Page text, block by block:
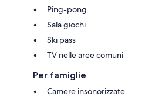
Ping-pong
Sala giochi
Ski pass
TV nelle aree comuni
Per famiglie
Camere insonorizzate